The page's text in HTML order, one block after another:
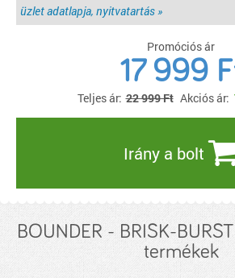
üzlet adatlapja, nyitvatartás »
Promóciós ár
17 999
Teljes ár: 22 999 Ft Akciós ár:
Irány a bolt
BOUNDER - BRISK-
termékek